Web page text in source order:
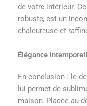
de votre intérieur.
robuste, est un
chaleureuse et
Élégance
En conclusion : le
lui permet de
maison. Placée au-